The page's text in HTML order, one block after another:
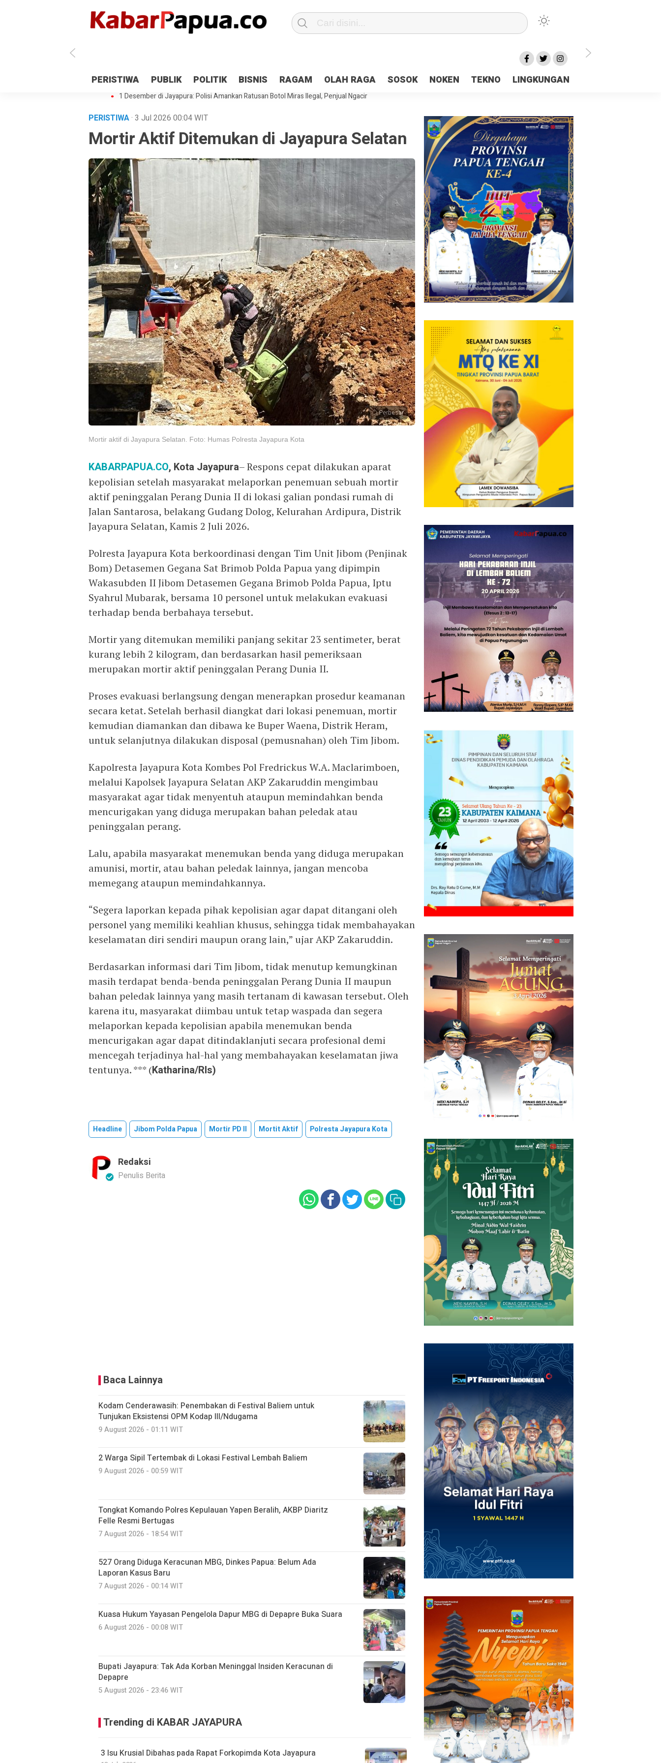
PERISTIWA PUBLIK POLITIK BISNIS RAGAM OLAH RAGA SOSOK NOKEN TEKNO LINGKUNGAN
Antisipasi 1 Desember, TNI Polri Patroli 2×24 jam di Kota Jayapura
Pesan Sejuk Polri di Deklarasi Pemilu Ceria Tanah Papua
Gedung Perpustakaan SMPN 5 Sentani Terbakar
Hibah Pilkada Jayapura Cair 10 Persen, Deposit Kas Daerah Rp23 Miliar Disorot
1 Desember di Jayapura: Polisi Amankan Ratusan Botol Miras Ilegal, Penjual Ngacir
PERISTIWA· 3 Jul 2026 00:04WIT
Mortir Aktif Ditemukan di Jayapura Selatan
Perbesar
Mortir aktif di Jayapura Selatan. Foto: Humas Polresta Jayapura Kota
KABARPAPUA.CO, Kota Jayapura– Respons cepat dilakukan aparat
kepolisian setelah masyarakat melaporkan penemuan sebuah mortir
aktif peninggalan Perang Dunia II di lokasi galian pondasi rumah di
Jalan Santarosa, belakang Gudang Dolog, Kelurahan Ardipura, Distrik
Jayapura Selatan, Kamis 2 Juli 2026.
Polresta Jayapura Kota berkoordinasi dengan Tim Unit Jibom (Penjinak
Bom) Detasemen Gegana Sat Brimob Polda Papua yang dipimpin
Wakasubden II Jibom Detasemen Gegana Brimob Polda Papua, Iptu
Syahrul Mubarak, bersama 10 personel untuk melakukan evakuasi
terhadap benda berbahaya tersebut.
Mortir yang ditemukan memiliki panjang sekitar 23 sentimeter, berat
kurang lebih 2 kilogram, dan berdasarkan hasil pemeriksaan
merupakan mortir aktif peninggalan Perang Dunia II.
Proses evakuasi berlangsung dengan menerapkan prosedur keamanan
secara ketat. Setelah berhasil diangkat dari lokasi penemuan, mortir
kemudian diamankan dan dibawa ke Buper Waena, Distrik Heram,
untuk selanjutnya dilakukan disposal (pemusnahan) oleh Tim Jibom.
Kapolresta Jayapura Kota Kombes Pol Fredrickus W.A. Maclarimboen,
melalui Kapolsek Jayapura Selatan AKP Zakaruddin mengimbau
masyarakat agar tidak menyentuh ataupun memindahkan benda
mencurigakan yang diduga merupakan bahan peledak atau
peninggalan perang.
Lalu, apabila masyarakat menemukan benda yang diduga merupakan
amunisi, mortir, atau bahan peledak lainnya, jangan mencoba
memegang ataupun memindahkannya.
“Segera laporkan kepada pihak kepolisian agar dapat ditangani oleh
personel yang memiliki keahlian khusus, sehingga tidak membahayakan
keselamatan diri sendiri maupun orang lain,” ujar AKP Zakaruddin.
Berdasarkan informasi dari Tim Jibom, tidak menutup kemungkinan
masih terdapat benda-benda peninggalan Perang Dunia II maupun
bahan peledak lainnya yang masih tertanam di kawasan tersebut. Oleh
karena itu, masyarakat diimbau untuk tetap waspada dan segera
melaporkan kepada kepolisian apabila menemukan benda
mencurigakan agar dapat ditindaklanjuti secara profesional demi
mencegah terjadinya hal-hal yang membahayakan keselamatan jiwa
tentunya. *** (Katharina/Rls)
Headline Jibom Polda Papua Mortir PD II Mortit Aktif Polresta Jayapura Kota
Redaksi
Penulis Berita
Baca Lainnya
Kodam Cenderawasih: Penembakan di Festival Baliem untuk
Tunjukan Eksistensi OPM Kodap III/Ndugama
9 August 2026 - 01:11 WIT
2 Warga Sipil Tertembak di Lokasi Festival Lembah Baliem
9 August 2026 - 00:59 WIT
Tongkat Komando Polres Kepulauan Yapen Beralih, AKBP Diaritz
Felle Resmi Bertugas
7 August 2026 - 18:54 WIT
527 Orang Diduga Keracunan MBG, Dinkes Papua: Belum Ada
Laporan Kasus Baru
7 August 2026 - 00:14 WIT
Kuasa Hukum Yayasan Pengelola Dapur MBG di Depapre Buka Suara
6 August 2026 - 00:08 WIT
Bupati Jayapura: Tak Ada Korban Meninggal Insiden Keracunan di
Depapre
5 August 2026 - 23:46 WIT
Trending di KABAR JAYAPURA
3 Isu Krusial Dibahas pada Rapat Forkopimda Kota Jayapura